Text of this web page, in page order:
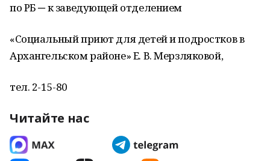
по РБ ─ к заведующей отделением
«Социальный приют для детей и подростков в
Архангельском районе» Е. В. Мерзляковой,
тел. 2-15-80
Читайте нас